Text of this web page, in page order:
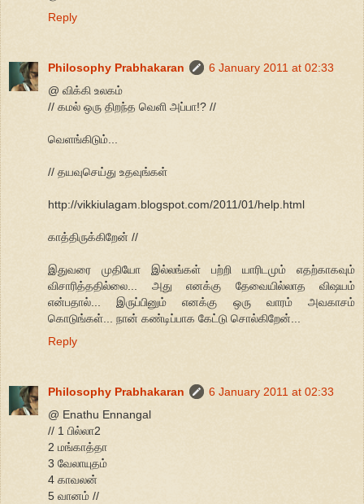
Reply
Philosophy Prabhakaran
6 January 2011 at 02:33
@ விக்கி உலகம்
// கமல் ஒரு திறந்த வெளி அப்பா!? //
வெளங்கிடும்...
// தயவுசெய்து உதவுங்கள்
http://vikkiulagam.blogspot.com/2011/01/help.html
காத்திருக்கிறேன் //
இதுவரை முதியோ இல்லங்கள் பற்றி யாரிடமும் எதற்காகவும்
விசாரித்ததில்லை... அது எனக்கு தேவையில்லாத விஷயம்
என்பதால்... இருப்பினும் எனக்கு ஒரு வாரம் அவகாசம்
கொடுங்கள்... நான் கண்டிப்பாக கேட்டு சொல்கிறேன்...
Reply
Philosophy Prabhakaran
6 January 2011 at 02:33
@ Enathu Ennangal
// 1 பில்லா2
2 மங்காத்தா
3 வேலாயுதம்
4 காவலன்
5 வானம் //